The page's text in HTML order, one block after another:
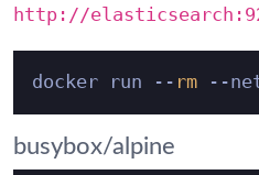
http://
docker run -- rm
busybox/alpine